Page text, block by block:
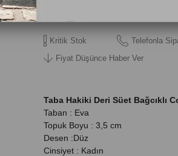
Kritik Stok Telefonla
Fiyat Düşünce Haber Ver
Taba Hakiki Deri Süet Bağcıklı
Taban : Eva
Topuk Boyu : 3,5 cm
Desen :Düz
Cinsiyet : Kadın